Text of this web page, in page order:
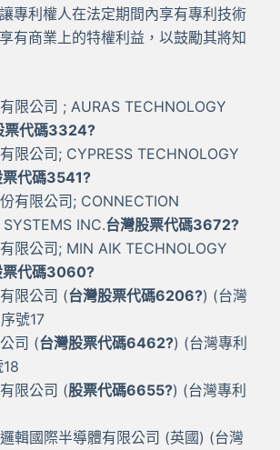
專利權人在法定期間內享有專利技術
有商業上的特權利益，以鼓勵其將知
限公司 ; AURAS TECHNOLOGY
票代碼3324?
限公司; CYPRESS TECHNOLOGY
票代碼3541?
有限公司; CONNECTION
INC.台灣股票代碼3672?
限公司; MIN AIK TECHNOLOGY
票代碼3060?
限公司 (台灣股票代碼6206?) (台灣
號17
司 (台灣股票代碼6462?) (台灣專利
限公司 (股票代碼6655?) (台灣專利
輯國際半導體有限公司 (英國) (台灣